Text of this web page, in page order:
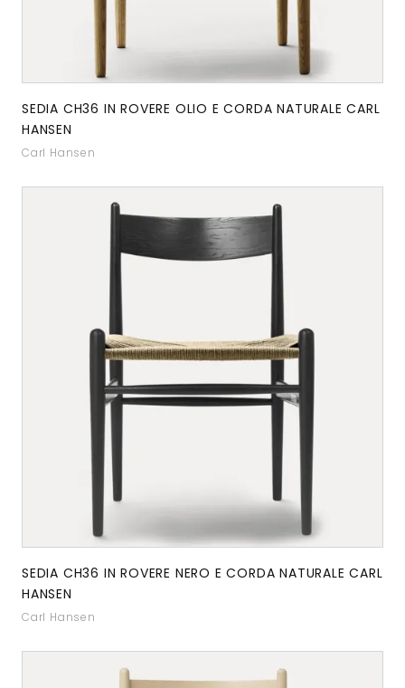
SEDIA CH36 IN ROVERE OLIO E CORDA NATURALE CARL
HANSEN
Carl Hansen
SEDIA CH36 IN ROVERE NERO E CORDA NATURALE CARL
HANSEN
Carl Hansen